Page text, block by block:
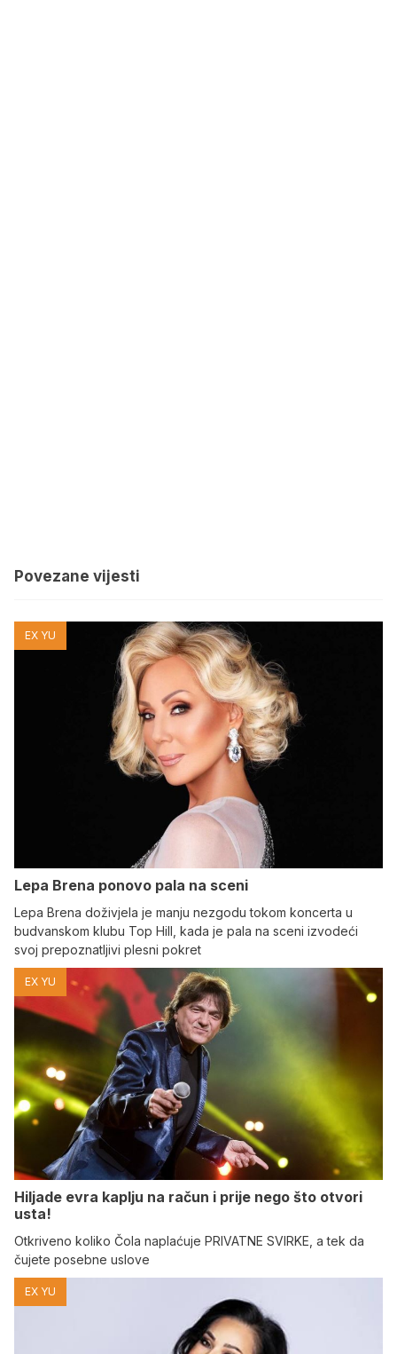
Povezane vijesti
EX YU
Lepa Brena ponovo pala na sceni
Lepa Brena doživjela je manju nezgodu tokom koncerta u
budvanskom klubu Top Hill, kada je pala na sceni izvodeći
svoj prepoznatljivi plesni pokret
EX YU
Hiljade evra kaplju na račun i prije nego što otvori
usta!
Otkriveno koliko Čola naplaćuje PRIVATNE SVIRKE, a tek da
čujete posebne uslove
EX YU